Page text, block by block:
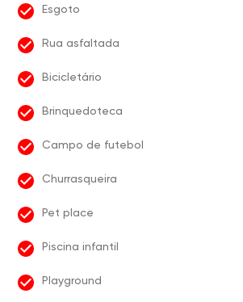
Esgoto
Rua asfaltada
Bicicletário
Brinquedoteca
Campo de futebol
Churrasqueira
Pet place
Piscina infantil
Playground